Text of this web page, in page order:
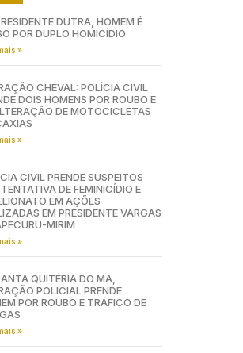
DUTRA, HOMEM É
POR DUPLO HOMICÍDIO
»
CHEVAL: POLÍCIA CIVIL
DOIS HOMENS POR ROUBO E
DE MOTOCICLETAS
»
CIVIL PRENDE SUSPEITOS
DE FEMINICÍDIO E
EM AÇÕES
EM PRESIDENTE VARGAS
MIRIM
»
QUITÉRIA DO MA,
POLICIAL PRENDE
POR ROUBO E TRÁFICO DE
»